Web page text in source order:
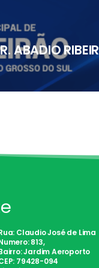
ABADIO
Claudio José de Lima
813,
Jardim Aeroporto
79428-094